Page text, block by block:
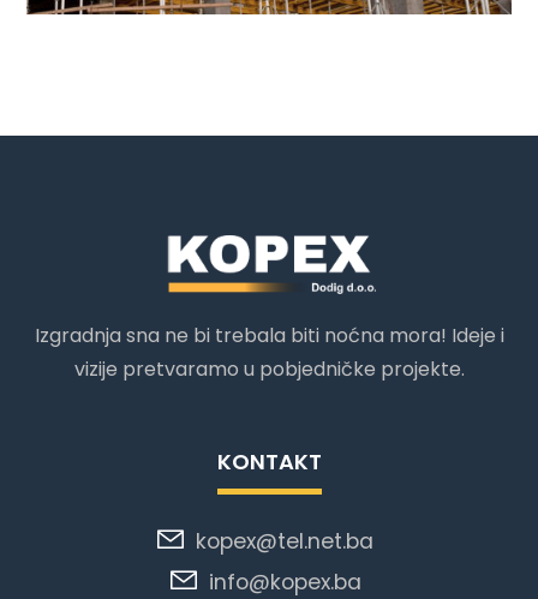
Izgradnja sna ne bi trebala biti noćna mora! Ideje i
vizije pretvaramo u pobjedničke projekte.
KONTAKT
kopex@tel.net.ba
info@kopex.ba